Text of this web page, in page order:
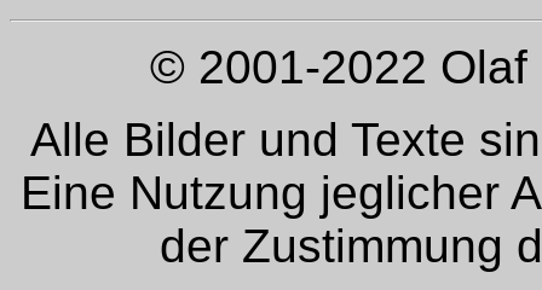
© 2001-2022 Olaf
Alle Bilder und Texte
Eine Nutzung jeglicher
der Zustimmung